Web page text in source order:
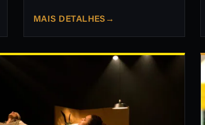
MAIS DETALHES →